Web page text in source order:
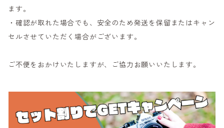
ます。
・確認が取れた場合でも、安全のため発送を保留またはキャン
セルさせていただく場合がございます。
ご不便をおかけいたしますが、ご協力お願いいたします。